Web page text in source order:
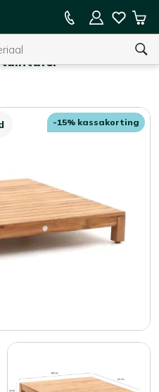
winkelwagen.
op de hele collectie
tuintafel
-15% kassakorting